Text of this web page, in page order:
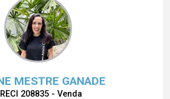
MESTRE GANADE
208835 - Venda